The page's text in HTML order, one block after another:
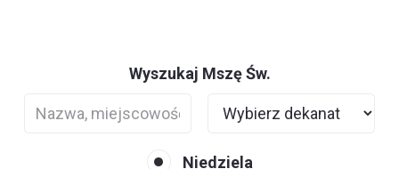
Wyszukaj Mszę Św.
Niedziela